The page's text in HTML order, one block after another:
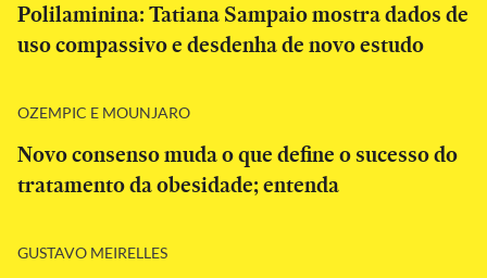
Polilaminina: Tatiana Sampaio mostra dados de
uso compassivo e desdenha de novo estudo
OZEMPIC E MOUNJARO
Novo consenso muda o que define o sucesso do
tratamento da obesidade; entenda
GUSTAVO MEIRELLES